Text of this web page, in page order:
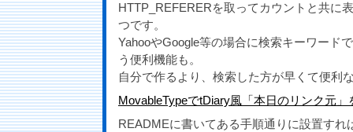
HTTP_REFERERを取ってカウントと共に
つです。
YahooやGoogle等の場合に検索キーワード
う便利機能も。
自分で作るより、検索した方が早くて便利
MovableTypeでtDiary風「本日のリンク元」
READMEに書いてある手順通りに設置すれ